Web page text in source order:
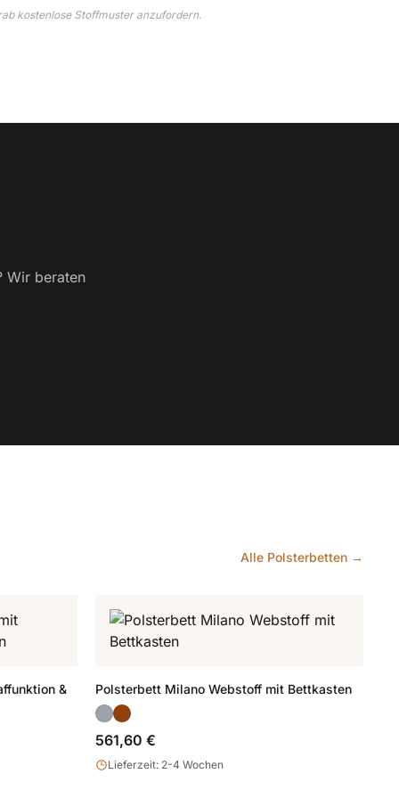
kostenlose Stoffmuster anzufordern.
Wir beraten
Alle Polsterbetten →
& Polsterbett Milano Webstoff mit Bettkasten
561,60 €
Lieferzeit: 2-4 Wochen